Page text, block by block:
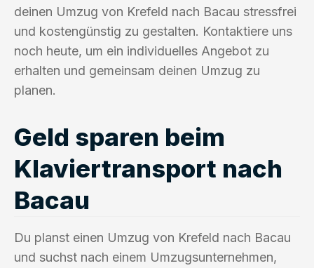
deinen Umzug von Krefeld nach Bacau stressfrei
und kostengünstig zu gestalten. Kontaktiere uns
noch heute, um ein individuelles Angebot zu
erhalten und gemeinsam deinen Umzug zu
planen.
Geld sparen beim
Klaviertransport nach
Bacau
Du planst einen Umzug von Krefeld nach Bacau
und suchst nach einem Umzugsunternehmen,